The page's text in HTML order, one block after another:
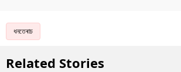
ধনতেৰাচ
Related Stories